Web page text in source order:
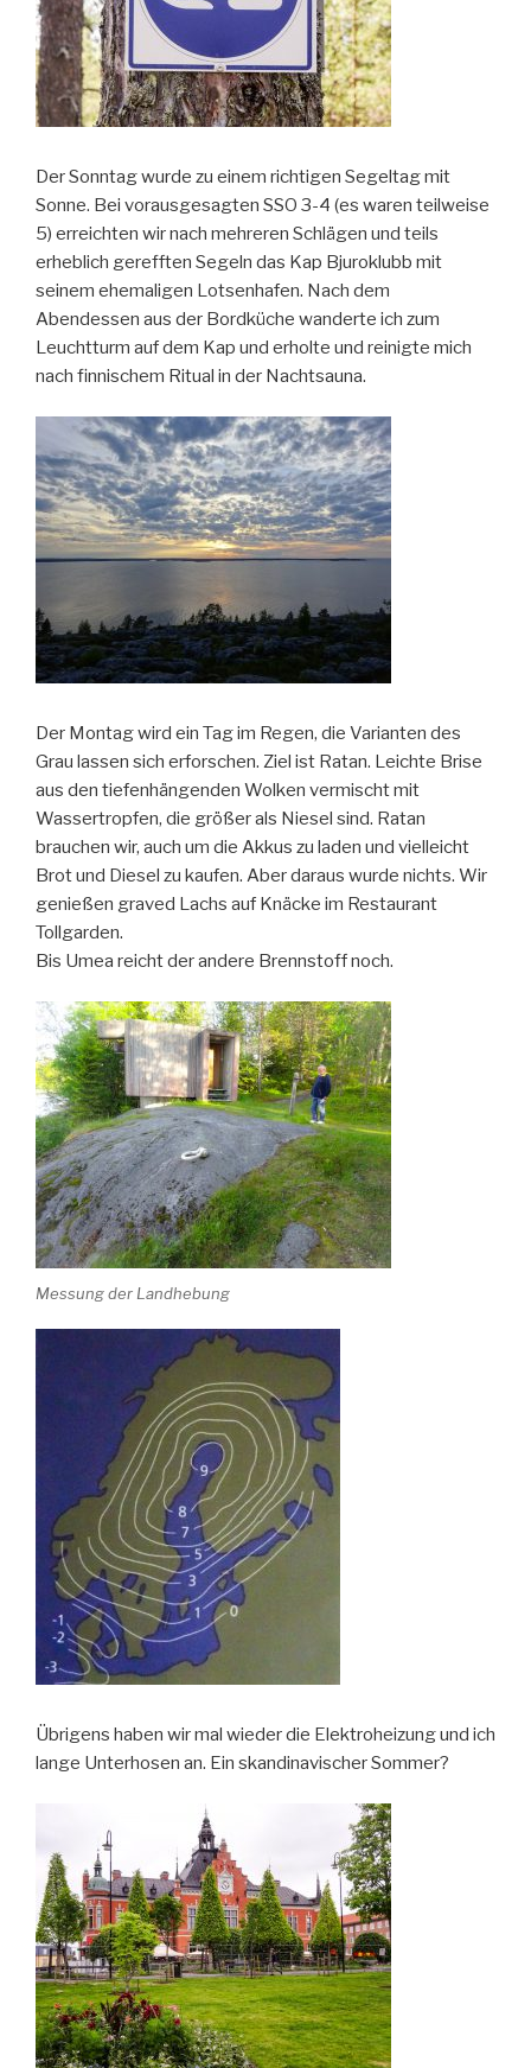
Der Sonntag wurde zu einem richtigen Segeltag mit
Sonne. Bei vorausgesagten SSO 3-4 (es waren teilweise
5) erreichten wir nach mehreren Schlägen und teils
erheblich gerefften Segeln das Kap Bjuroklubb mit
seinem ehemaligen Lotsenhafen. Nach dem
Abendessen aus der Bordküche wanderte ich zum
Leuchtturm auf dem Kap und erholte und reinigte mich
nach finnischem Ritual in der Nachtsauna.
Der Montag wird ein Tag im Regen, die Varianten des
Grau lassen sich erforschen. Ziel ist Ratan. Leichte Brise
aus den tiefenhängenden Wolken vermischt mit
Wassertropfen, die größer als Niesel sind. Ratan
brauchen wir, auch um die Akkus zu laden und vielleicht
Brot und Diesel zu kaufen. Aber daraus wurde nichts. Wir
genießen graved Lachs auf Knäcke im Restaurant
Tollgarden.
Bis Umea reicht der andere Brennstoff noch.
Messung der Landhebung
Übrigens haben wir mal wieder die Elektroheizung und ich
lange Unterhosen an. Ein skandinavischer Sommer?